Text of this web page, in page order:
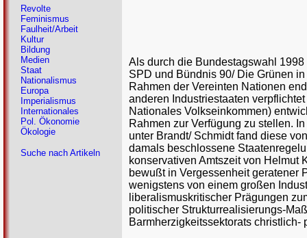
Als durch die Bundestagswahl
SPD und Bündnis 90/ Die Grünen
Rahmen der Vereinten Nationen
anderen Industriestaaten
Nationales Volkseinkommen)
Rahmen zur Verfügung zu stellen.
unter Brandt/ Schmidt fand diese
damals beschlossene
konservativen Amtszeit von Helmut
bewußt in Vergessenheit geratener
wenigstens von einem großen
liberalismuskritischer Prägungen
politischer Strukturrealisierungs-
Barmherzigkeitssektorats
Revolte
Feminismus
Faulheit/Arbeit
Kultur
Bildung
Medien
Staat
Nationalismus
Europa
Imperialismus
Internationales
Pol. Ökonomie
Ökologie
Suche nach Artikeln